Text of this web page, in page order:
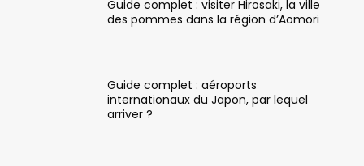
Guide complet : visiter Hirosaki, la ville
des pommes dans la région d’Aomori
Guide complet : aéroports
internationaux du Japon, par lequel
arriver ?